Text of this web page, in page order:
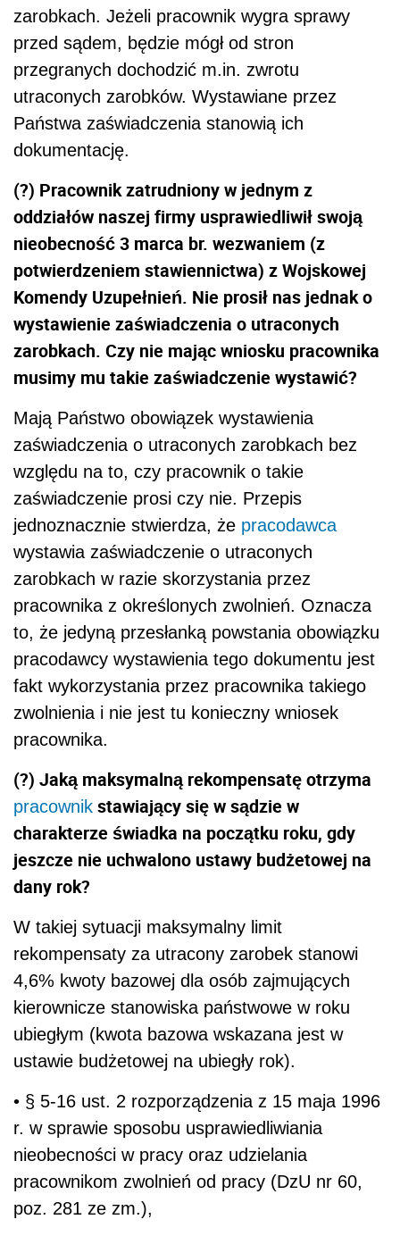
zarobkach. Jeżeli pracownik wygra sprawy
przed sądem, będzie mógł od stron
przegranych dochodzić m.in. zwrotu
utraconych zarobków. Wystawiane przez
Państwa zaświadczenia stanowią ich
dokumentację.
(?) Pracownik zatrudniony w jednym z
oddziałów naszej firmy usprawiedliwił swoją
nieobecność 3 marca br. wezwaniem (z
potwierdzeniem stawiennictwa) z Wojskowej
Komendy Uzupełnień. Nie prosił nas jednak o
wystawienie zaświadczenia o utraconych
zarobkach. Czy nie mając wniosku pracownika
musimy mu takie zaświadczenie wystawić?
Mają Państwo obowiązek wystawienia
zaświadczenia o utraconych zarobkach bez
względu na to, czy pracownik o takie
zaświadczenie prosi czy nie. Przepis
jednoznacznie stwierdza, że pracodawca
wystawia zaświadczenie o utraconych
zarobkach w razie skorzystania przez
pracownika z określonych zwolnień. Oznacza
to, że jedyną przesłanką powstania obowiązku
pracodawcy wystawienia tego dokumentu jest
fakt wykorzystania przez pracownika takiego
zwolnienia i nie jest tu konieczny wniosek
pracownika.
(?) Jaką maksymalną rekompensatę otrzyma
pracownik stawiający się w sądzie w
charakterze świadka na początku roku, gdy
jeszcze nie uchwalono ustawy budżetowej na
dany rok?
W takiej sytuacji maksymalny limit
rekompensaty za utracony zarobek stanowi
4,6% kwoty bazowej dla osób zajmujących
kierownicze stanowiska państwowe w roku
ubiegłym (kwota bazowa wskazana jest w
ustawie budżetowej na ubiegły rok).
• § 5-16 ust. 2 rozporządzenia z 15 maja 1996
r. w sprawie sposobu usprawiedliwiania
nieobecności w pracy oraz udzielania
pracownikom zwolnień od pracy (DzU nr 60,
poz. 281 ze zm.),